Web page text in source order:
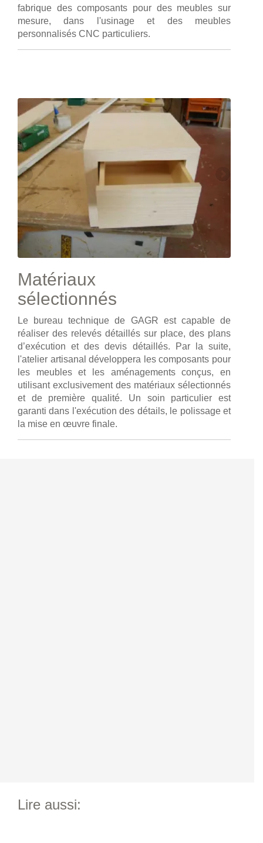
fabrique des composants pour des meubles sur
mesure, dans l'usinage et des meubles
personnalisés CNC particuliers.
Matériaux
sélectionnés
Le bureau technique de GAGR est capable de
réaliser des relevés détaillés sur place, des plans
d’exécution et des devis détaillés. Par la suite,
l'atelier artisanal développera les composants pour
les meubles et les aménagements conçus, en
utilisant exclusivement des matériaux sélectionnés
et de première qualité. Un soin particulier est
garanti dans l'exécution des détails, le polissage et
la mise en œuvre finale.
Lire aussi: